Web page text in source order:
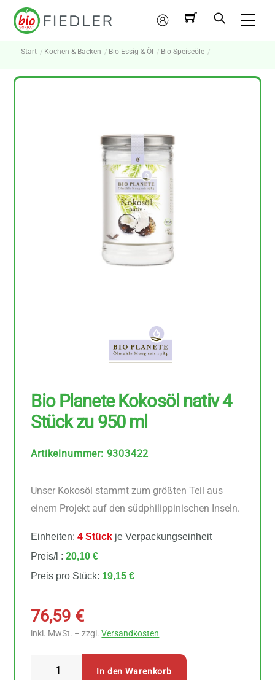
Skip
Mein
Konto
Start Kochen & Backen Bio Essig & Öl Bio Speiseöle
Bio Planete Kokosöl nativ 4
Stück zu 950 ml
Artikelnummer: 9303422
Unser Kokosöl stammt zum größten Teil aus
einem Projekt auf den südphilippinischen Inseln.
Einheiten:4 Stück je Verpackungseinheit
Preis/l :20,10 €
Preis pro Stück: 19,15 €
76,59 €
inkl. MwSt. – zzgl.Versandkosten
In den Warenkorb